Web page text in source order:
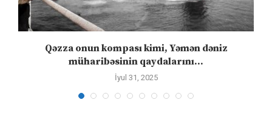
Qəzza onun kompası kimi, Yəmən dəniz
müharibəsinin qaydalarını...
İyul 31, 2025